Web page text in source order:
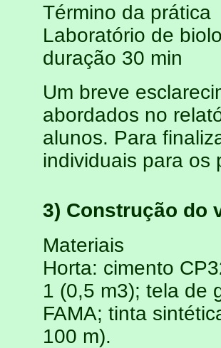
Término da prática
Laboratório de
duração 30 min
Um breve
abordados no
alunos. Para
individuais para os
3) Construção do
Materiais
Horta: cimento
1 (0,5 m3); tela de
FAMA; tinta
100 m).